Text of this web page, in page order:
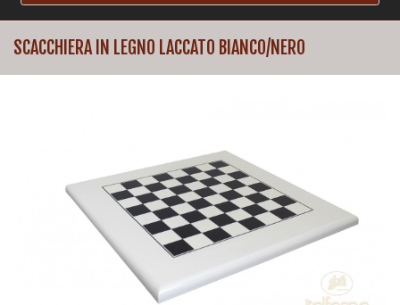
SCACCHIERA IN LEGNO LACCATO BIANCO/NERO